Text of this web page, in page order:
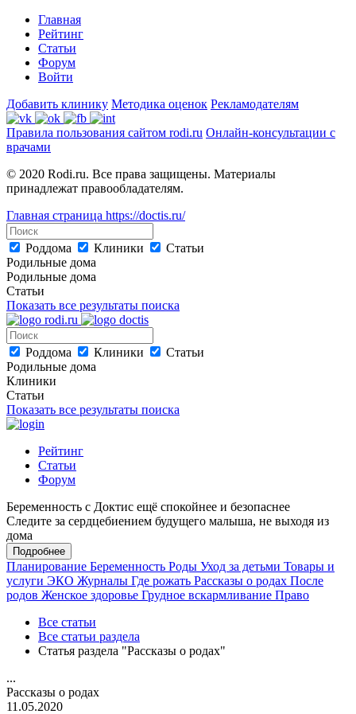
Главная
Рейтинг
Статьи
Форум
Войти
Добавить клинику Методика оценок Рекламодателям
Правила пользования сайтом rodi.ru Онлайн-консультации с
врачами
© 2020 Rodi.ru. Все права защищены. Материалы
принадлежат правообладателям.
Главная страница https://doctis.ru/
Роддома Клиники
Статьи
Родильные дома
Родильные дома
Статьи
Показать все результаты поиска
Роддома Клиники
Статьи
Родильные дома
Клиники
Статьи
Показать все результаты поиска
Рейтинг
Статьи
Форум
Беременность с Доктис ещё спокойнее и безопаснее
Следите за сердцебиением будущего малыша, не выходя из
дома
Подробнее
Планирование Беременность Роды Уход за детьми Товары и
услуги ЭКО Журналы Где рожать Рассказы о родах После
родов Женское здоровье Грудное вскармливание Право
Все статьи
Все статьи раздела
Статья раздела "Рассказы о родах"
...
Рассказы о родах
11.05.2020